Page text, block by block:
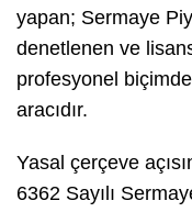
yapan; Sermaye
denetlenen ve
profesyonel
aracıdır.
Yasal çerçeve
6362 Sayılı